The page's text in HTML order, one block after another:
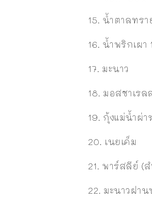
15. น้ำตาลทร
16. น้ำพริกเผา
17. มะนาว
18. มอสซาเรล
19. กุ้งแม่น้ำผ่า
20. เนยเค็ม
21. พาร์สลีย์ (
22. มะนาวฝา